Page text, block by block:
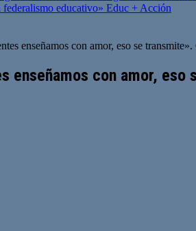
educativo» Educ + Acción
enseñamos con amor, eso se
enseñamos con amor, eso